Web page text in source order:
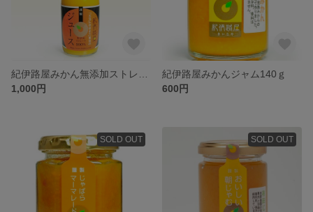
1,000円
紀伊路屋みかんジャム140ｇ
600円
SOLD OUT SOLD OUT